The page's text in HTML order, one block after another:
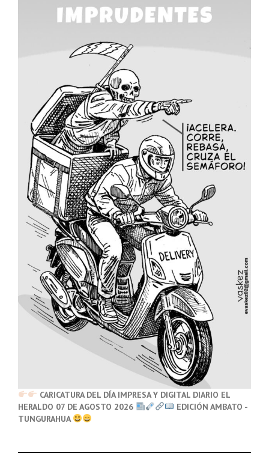
CARICATURA DEL DÍA IMPRESA Y DIGITAL DIARIO EL
HERALDO 07 DE AGOSTO 2026
EDICIÓN AMBATO -
TUNGURAHUA